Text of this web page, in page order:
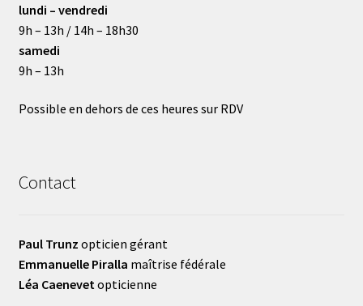
lundi – vendredi
9h – 13h / 14h – 18h30
samedi
9h – 13h
Possible en dehors de ces heures sur RDV
Contact
Paul Trunz opticien gérant
Emmanuelle Piralla maîtrise fédérale
Léa Caenevet opticienne